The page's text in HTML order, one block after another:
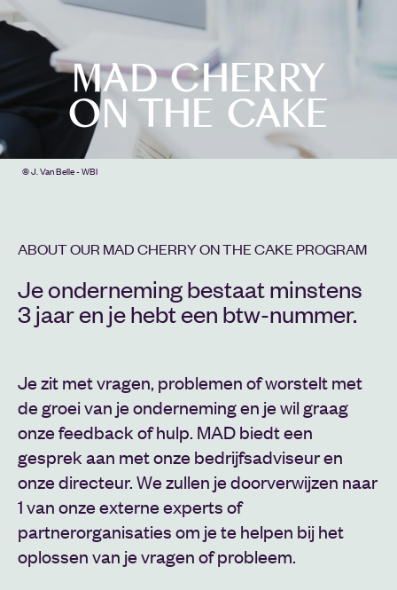
© J. Van Belle - WBI
MAD CHERRY
ON THE CAKE
ABOUT OUR MAD CHERRY ON THE CAKE PROGRAM
Je onderneming bestaat minstens
3 jaar en je hebt een btw-nummer.
Je zit met vragen, problemen of worstelt met
de groei van je onderneming en je wil graag
onze feedback of hulp. MAD biedt een
gesprek aan met onze bedrijfsadviseur en
onze directeur. We zullen je doorverwijzen naar
1 van onze externe experts of
partnerorganisaties om je te helpen bij het
oplossen van je vragen of probleem.